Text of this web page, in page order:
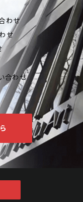
わせ
せ
合わせ